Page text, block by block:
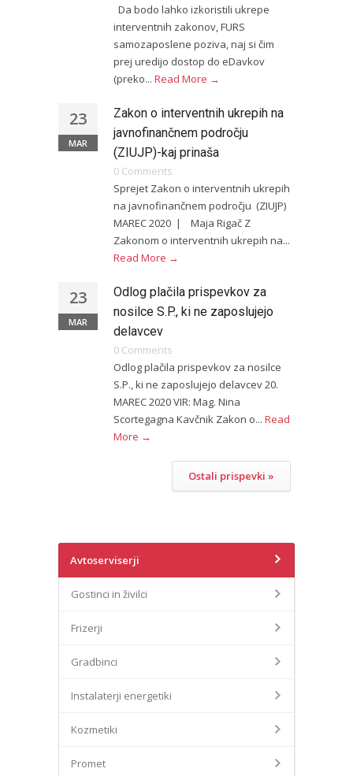
Da bodo lahko izkoristili ukrepe
interventnih zakonov, FURS
samozaposlene poziva, naj si čim
prej uredijo dostop do eDavkov
(preko... Read More →
23
MAR
Zakon o interventnih ukrepih na
javnofinančnem področju
(ZIUJP)-kaj prinaša
0 Comments
Sprejet Zakon o interventnih ukrepih
na javnofinančnem področju (ZIUJP)
MAREC 2020 | Maja Rigač Z
Zakonom o interventnih ukrepih na...
Read More →
23
MAR
Odlog plačila prispevkov za
nosilce S.P., ki ne zaposlujejo
delavcev
0 Comments
Odlog plačila prispevkov za nosilce
S.P., ki ne zaposlujejo delavcev 20.
MAREC 2020 VIR: Mag. Nina
Scortegagna Kavčnik Zakon o... Read
More →
Ostali prispevki »
Avtoserviserji
Gostinci in živilci
Frizerji
Gradbinci
Instalaterji energetiki
Kozmetiki
Promet